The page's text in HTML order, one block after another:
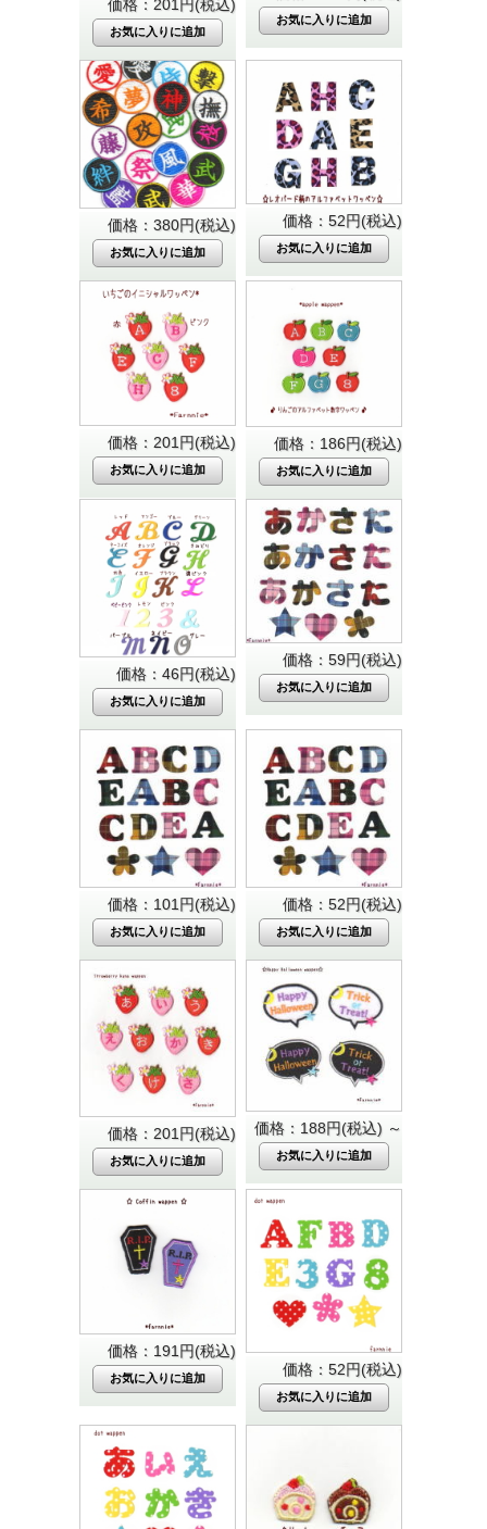
価格：201円(税込)
価格：380円(税込) 価格：52円(税込)
価格：201円(税込) 価格：186円(税込)
価格：46円(税込)
価格：59円(税込)
価格：101円(税込) 価格：52円(税込)
価格：201円(税込) 価格：188円(税込) ～
価格：191円(税込)
価格：52円(税込)